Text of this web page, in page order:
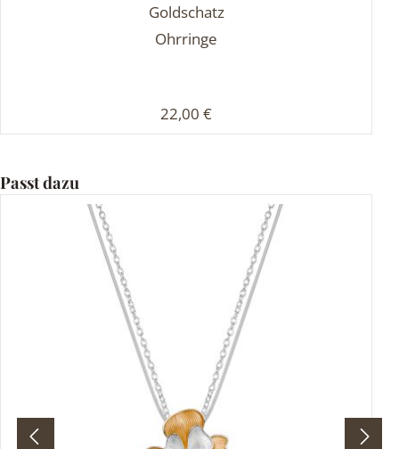
Goldschatz
Ohrringe
Regulärer Preis:
22,00 €
Produktgalerie überspringen
Passt dazu